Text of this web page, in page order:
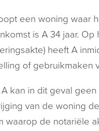
een woning waar
is A 34 jaar.
heeft A
of gebruikmaken
A kan in dit geval
van de woning
waarop de notariële